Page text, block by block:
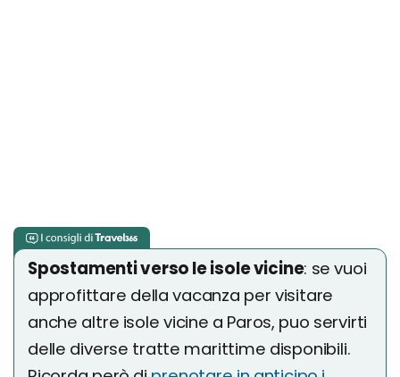
Spostamenti verso le isole vicine: se vuoi
approfittare della vacanza per visitare
anche altre isole vicine a Paros, puo servirti
delle diverse tratte marittime disponibili.